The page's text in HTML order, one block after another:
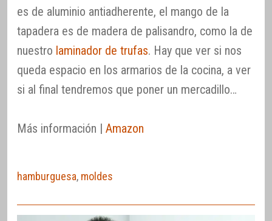
es de aluminio antiadherente, el mango de la
tapadera es de madera de palisandro, como la de
nuestro laminador de trufas. Hay que ver si nos
queda espacio en los armarios de la cocina, a ver
si al final tendremos que poner un mercadillo…
Más información | Amazon
hamburguesa, moldes